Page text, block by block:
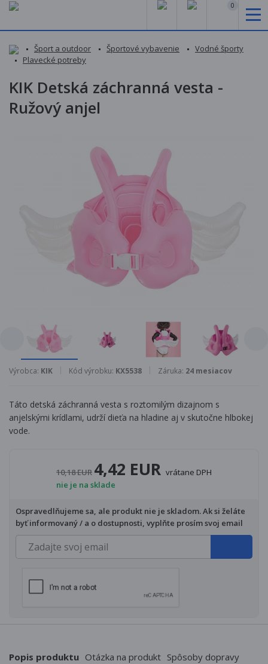
0
Šport a outdoor Športové vybavenie
Vodné športy
Plavecké potreby
KIK Detská záchranná vesta -
Ružový anjel
Výrobca: KIK Kód výrobku: KX5538 Záruka: 24 mesiacov
Táto detská záchranná vesta s roztomilým dizajnom s
anjelskými krídlami, udrží dieťa na hladine aj v skutočne hlbokej
vode.
10,18 EUR 4,42 EUR vrátane DPH
nie je na sklade
Ospravedlňujeme sa, ale produkt nie je skladom. Ak si želáte
byť informovaný / a o dostupnosti, vyplňte prosím svoj email
Popis produktu Otázka na produkt Spôsoby dopravy